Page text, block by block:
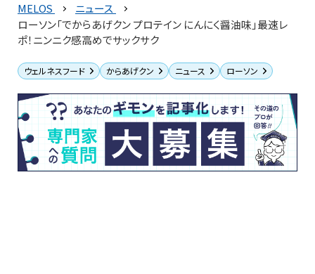
MELOS
ニュース
ローソン「でからあげクン プロテイン にんにく醤油味」最速レ
ポ！ニンニク感高めでサックサク
ウェルネスフード からあげクン ニュース ローソン